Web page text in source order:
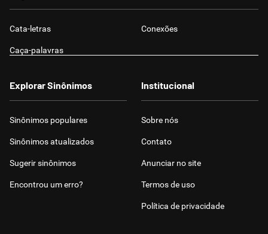
Cata-letras Conexões
Caça-palavras
Explorar Sinônimos
Sinônimos populares
Sinônimos atualizados
Sugerir sinônimos
Encontrou um erro?
Institucional
Sobre nós
Contato
Anunciar no site
Termos de uso
Política de privacidade